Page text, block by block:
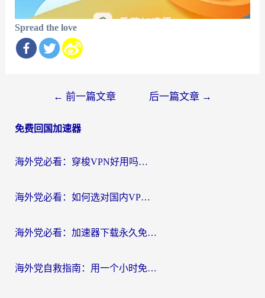
Spread the love
导
← 前一篇文章 后一篇文章 →
免费回国加速器
海外党必看：穿梭VPN好用吗？和云帆VPN对比哪个回国效果更好？附真实测评+避坑指南
海外党必看：如何选对国内VPN，实现无缝访问国内资源？
海外党必看：加速器下载永久免费版真的存在吗？教你无缝访问国内资源的正确姿势
海外党自救指南：用一个小时免费加速器，轻松打破国内资源访问壁垒？